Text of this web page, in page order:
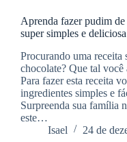
Aprenda fazer pudim
super simples e deliciosa
Procurando uma receita
chocolate? Que tal você
Para fazer esta receita
ingredientes simples e
Surpreenda sua família
este…
Isael
24 de